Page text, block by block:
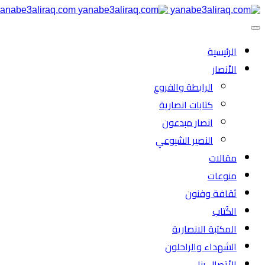
الرئیسية
الأنصار
الرابطة والفروع
كتابات انصارية
انصار مبدعون
النصیر الشیوعي
مقالات
منوعات
ثقافة وفنون
الكُتاب
المكتبة الانصارية
الشهداء والراحلون